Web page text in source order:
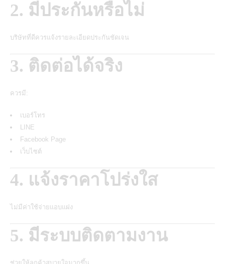
2. มีประกันหรือไม่
บริษัทที่ดีควรแจ้งรายละเอียดประกันชัดเจน
3. ติดต่อได้จริง
ควรมี:
เบอร์โทร
LINE
Facebook Page
เว็บไซต์
4. แจ้งราคาโปร่งใส
ไม่มีค่าใช้จ่ายแอบแฝง
5. มีระบบติดตามงาน